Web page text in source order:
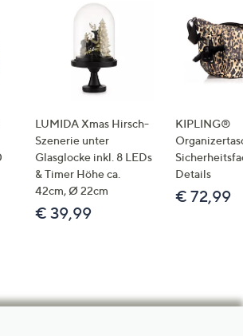
LUMIDA Xmas Hirsch-
Szenerie unter
Glasglocke inkl. 8 LEDs
& Timer Höhe ca.
42cm, Ø 22cm
€ 39,99
KIPLING®
Details
€ 72,99